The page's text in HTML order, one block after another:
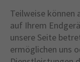
Teilweise können
auf Ihrem
unsere Seite
ermöglichen uns